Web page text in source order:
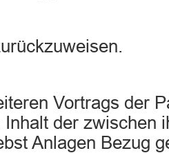
Vortrags der
der zwischen
Anlagen Bezug